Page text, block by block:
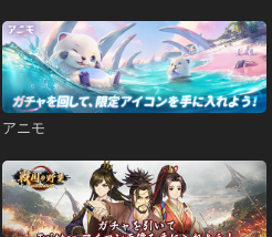
アニモ